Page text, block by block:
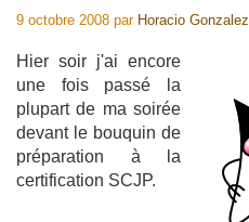
9 octobre 2008 par Horacio Gonzalez
Hier soir j'ai encore
une fois passé la
plupart de ma soirée
devant le bouquin de
préparation à la
certification SCJP.